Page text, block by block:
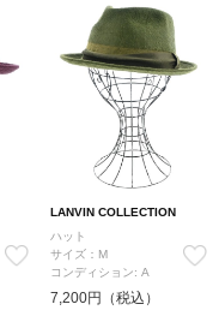
LANVIN COLLECTION
ハット
サイズ：M
コンディション: A
7,200円（税込）